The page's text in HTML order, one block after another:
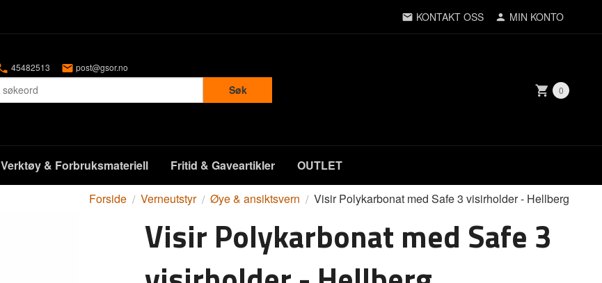
KONTAKT OSS MIN KONTO
45482513 post@gsor.no
Søk 0
Verktøy & Forbruksmateriell Fritid & Gaveartikler OUTLET
Forside Verneutstyr Øye & ansiktsvern Visir Polykarbonat med Safe 3 visirholder - Hellberg
Visir Polykarbonat med Safe 3